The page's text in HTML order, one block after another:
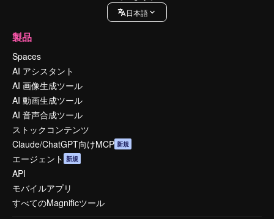
日本語
製品
Spaces
AI アシスタント
AI 画像生成ツール
AI 動画生成ツール
AI 音声合成ツール
ストックコンテンツ
Claude/ChatGPT向けMCP 新規
エージェント 新規
API
モバイルアプリ
すべてのMagnificツール